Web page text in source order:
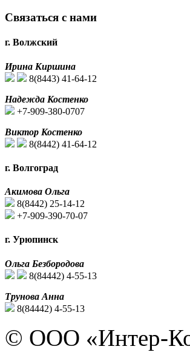
Связаться с нами
г. Волжский
Ирина Киршина
8(8443) 41-64-12
Надежда Костенко
+7-909-380-0707
Виктор Костенко
8(8442) 41-64-12
г. Волгоград
Акимова Ольга
8(8442) 25-14-12
+7-909-390-70-07
г. Урюпинск
Ольга Безбородова
8(84442) 4-55-13
Трунова Анна
8(84442) 4-55-13
© ООО «Интер-